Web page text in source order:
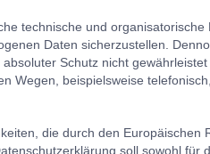
technische und
Daten sicherzustellen.
Schutz nicht
Wegen, beispielsweise
die durch den Europäischen
soll sowohl für